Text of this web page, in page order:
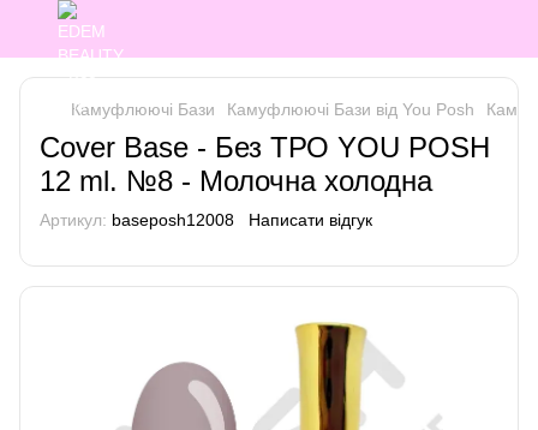
Камуфлюючі Бази Камуфлюючі Бази від You Posh
Cover Base - Без ТРО YOU POSH
12 ml. №8 - Молочна холодна
Артикул: baseposh12008 Написати відгук